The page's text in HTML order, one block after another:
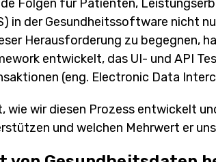
Folgen für Patienten,
in der Gesundheitssoftware nicht
Herausforderung zu begegnen,
entwickelt, das UI- und API
(eng. Electronic Data
wie wir diesen Prozess entwickelt
und welchen Mehrwert er